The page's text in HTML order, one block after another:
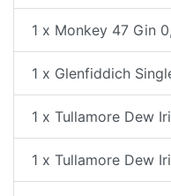
1 x Monkey 47 Gin
1 x Glenfiddich
1 x Tullamore Dew
1 x Tullamore Dew